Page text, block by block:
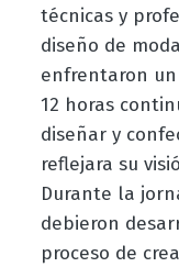
técnicas y
diseño de
enfrentaron
12 horas
diseñar y
reflejara su
Durante la
debieron
proceso de